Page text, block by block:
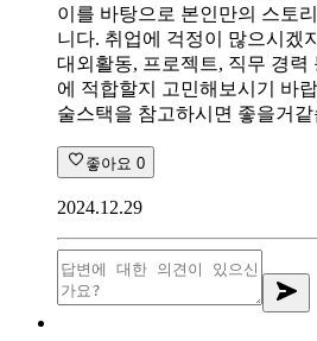
이를 바탕으로 본인만의 스토
니다. 취업에 걱정이 많으시겠
대외활동, 프로젝트, 직무 경력
에 적합할지 고민해보시기 바
술스택을 참고하시면 좋을거같
좋아요 0
2024.12.29